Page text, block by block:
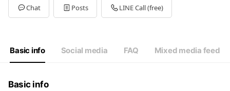
Tue09:00 - 18:00
Wed09:00 - 18:00
Closed
週末及國定假日需提前訊息聯繫詢問
Chat Posts LINE Call (free)
Basic info Social media FAQ Mixed media feed
Basic info